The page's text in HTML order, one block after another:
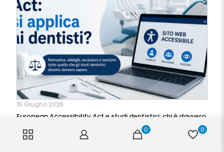
15 Giugno 2026
European Accessibility Act e studi dentistici: chi è davvero
0 0